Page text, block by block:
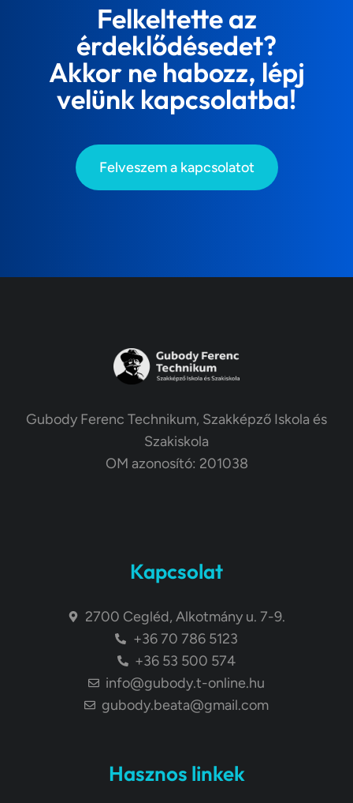
Felkeltette az
érdeklődésedet?
Akkor ne habozz, lépj
velünk kapcsolatba!
Felveszem a kapcsolatot
Gubody Ferenc Technikum, Szakképző Iskola és
Szakiskola
OM azonosító: 201038
Kapcsolat
2700 Cegléd, Alkotmány u. 7-9.
+36 70 786 5123
+36 53 500 574
info@gubody.t-online.hu
gubody.beata@gmail.com
Hasznos linkek